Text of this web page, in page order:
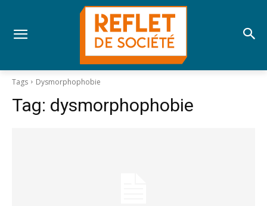
Tags Dysmorphophobie
Tag: dysmorphophobie